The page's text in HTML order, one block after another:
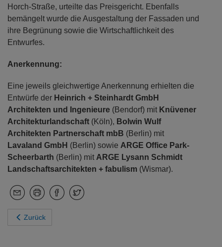
Horch-Straße, urteilte das Preisgericht. Ebenfalls
bemängelt wurde die Ausgestaltung der Fassaden und
ihre Begrünung sowie die Wirtschaftlichkeit des
Entwurfes.
Anerkennung:
Eine jeweils gleichwertige Anerkennung erhielten die
Entwürfe der Heinrich + Steinhardt GmbH
Architekten und Ingenieure (Bendorf) mit Knüvener
Architekturlandschaft (Köln), Bolwin Wulf
Architekten Partnerschaft mbB (Berlin) mit
Lavaland GmbH (Berlin) sowie ARGE Office Park-
Scheerbarth (Berlin) mit ARGE Lysann Schmidt
Landschaftsarchitekten + fabulism (Wismar).
Zurück